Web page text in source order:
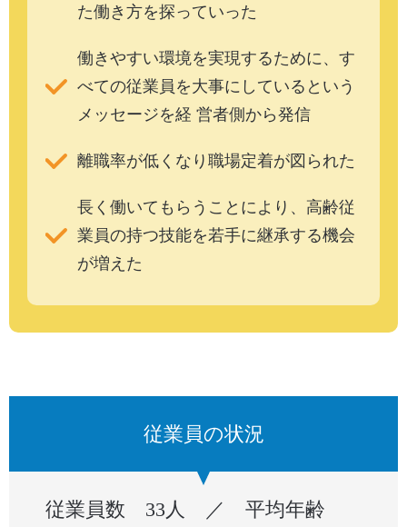
た働き方を探っていった
働きやすい環境を実現するために、す
べての従業員を大事にしているという
メッセージを経 営者側から発信
離職率が低くなり職場定着が図られた
長く働いてもらうことにより、高齢従
業員の持つ技能を若手に継承する機会
が増えた
従業員の状況
従業員数 33人 ／ 平均年齢